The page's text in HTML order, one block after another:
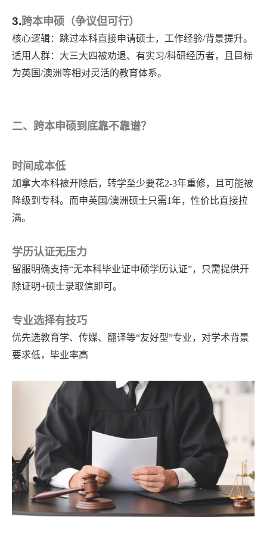
3.跨本申硕（争议但可行）
核心逻辑：跳过本科直接申请硕士，工作经验/背景提升。
适用人群：大三大四被劝退、有实习/科研经历者，且目标
为英国/澳洲等相对灵活的教育体系。
二、跨本申硕到底靠不靠谱？
时间成本低
加拿大本科被开除后，转学至少要花2-3年重修，且可能被
降级到专科。而申英国/澳洲硕士只需1年，性价比直接拉
满。
学历认证无压力
留服明确支持“无本科毕业证申硕学历认证”，只需提供开
除证明+硕士录取信即可。
专业选择有技巧
优先选教育学、传媒、翻译等“友好型”专业，对学术背景
要求低，毕业率高